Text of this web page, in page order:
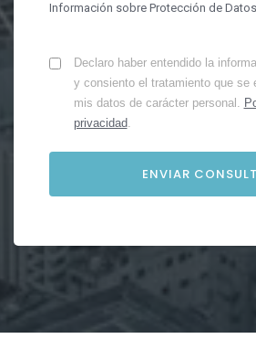
Información sobre Protección de Datos
Declaro haber entendido la
y consiento el tratamiento que se
mis datos de carácter personal.
privacidad.